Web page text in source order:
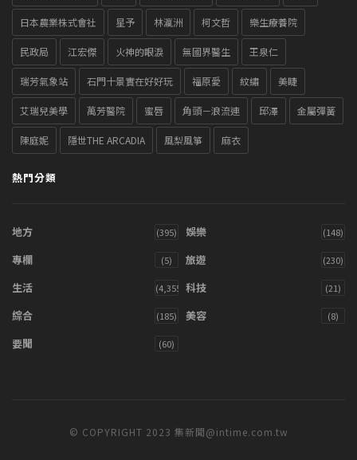
日本農業株式會社 星予 林瀛洲 柯文哲 樂生療養院
民政局 江宏傑 火神的眼淚 無國界醫生 王泉仁
瑞芳氣象站 石門十景實在好好玩 福原愛 紋繡 美睫
艾瑞兒美學 萬芳醫院 蜜唇 角頭－浪流連 邱澤 金屬彈簧
陳庭妮 隱世THE ARCADIA 風梨風箏 麻衣
熱門分類
地方 (395) 娛樂 (148)
專欄 (5) 旅遊 (230)
生活 (4,355) 科技 (21)
綜合 (185) 美容 (8)
要聞 (60)
© COPYRIGHT 2023 集新聞@intime.com.tw